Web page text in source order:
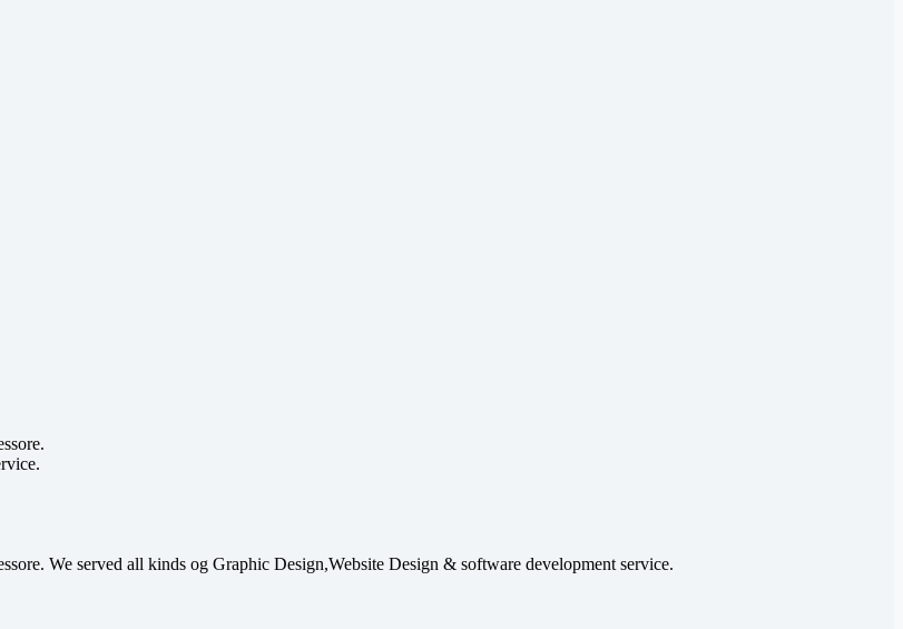
We served all kinds og Graphic Design,Website Design & software development service.